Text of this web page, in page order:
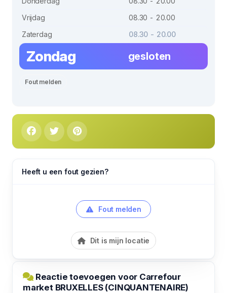
Vrijdag
08.30 - 20.00
Zaterdag
08.30 - 20.00
Zondag gesloten
Fout melden
Heeft u een fout gezien?
Fout melden
Dit is mijn locatie
Reactie toevoegen voor Carrefour
market BRUXELLES (CINQUANTENAIRE)